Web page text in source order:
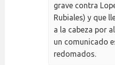
grave contra
Rubiales) y que
a la cabeza por
un comunicado
redomados.